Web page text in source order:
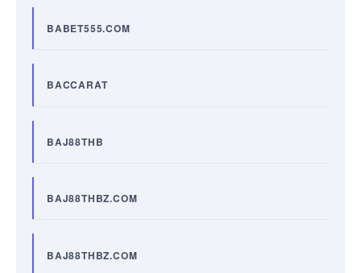
BABET555.COM
BACCARAT
BAJ88THB
BAJ88THBZ.COM
BAJ88THBZ.COM